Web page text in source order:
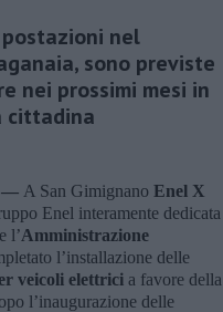
nel
sono previste
nei prossimi mesi in
cittadina
— A San Gimignano Enel X
Enel interamente dedicata
l’Amministrazione
l’installazione delle
veicoli elettrici a favore della
l’inaugurazione delle